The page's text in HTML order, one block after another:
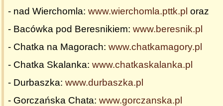
- nad Wierchomla: www.wierchomla.pttk.pl oraz
- Bacówka pod Beresnikiem: www.beresnik.pl
- Chatka na Magorach: www.chatkamagory.pl
- Chatka Skalanka: www.chatkaskalanka.pl
- Durbaszka: www.durbaszka.pl
- Gorczańska Chata: www.gorczanska.pl